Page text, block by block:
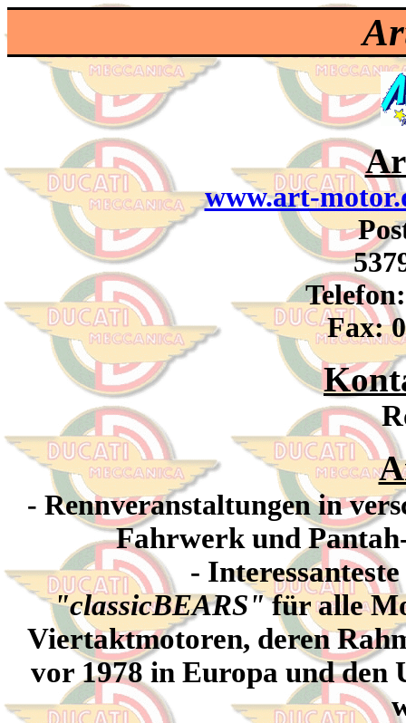
www.art-
Fax:
- Rennveranstaltungen in
Fahrwerk und
-
"classicBEARS"für alle
Viertaktmotoren, deren
vor 1978 in Europa und den